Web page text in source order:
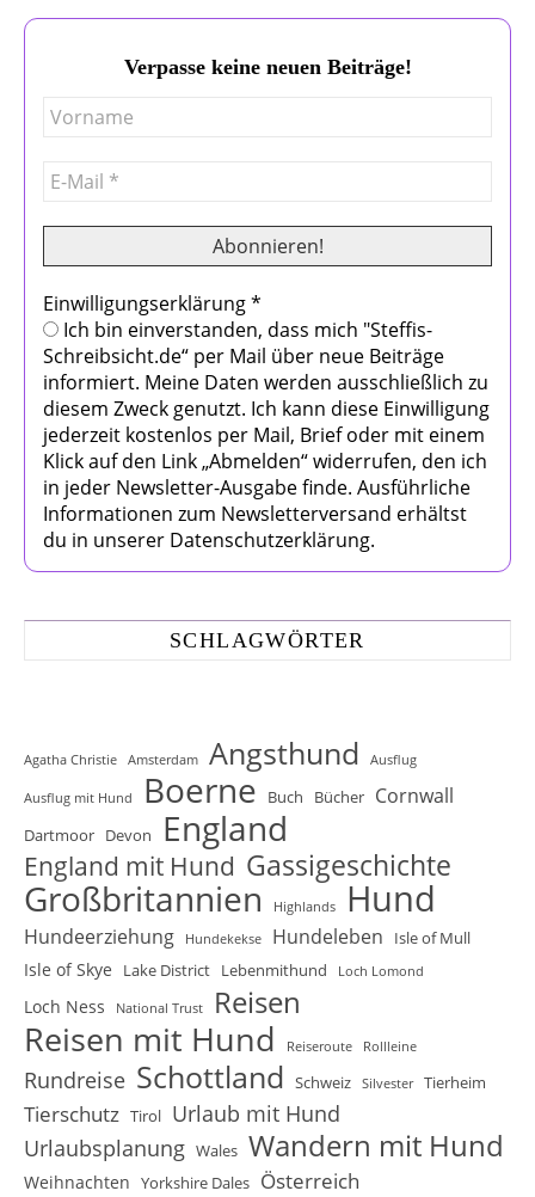
Verpasse keine neuen Beiträge!
Einwilligungserklärung*
Ich bin einverstanden, dass mich "Steffis-
Schreibsicht.de“ per Mail über neue Beiträge
informiert. Meine Daten werden ausschließlich zu
diesem Zweck genutzt. Ich kann diese Einwilligung
jederzeit kostenlos per Mail, Brief oder mit einem
Klick auf den Link „Abmelden“ widerrufen, den ich
in jeder Newsletter-Ausgabe finde. Ausführliche
Informationen zum Newsletterversand erhältst
du in unserer Datenschutzerklärung.
SCHLAGWÖRTER
Agatha Christie Amsterdam Angsthund Ausflug
Ausflug mit Hund Boerne Buch Bücher Cornwall
Dartmoor Devon England
England mit Hund Gassigeschichte
Großbritannien Highlands Hund
Hundeerziehung Hundekekse Hundeleben Isle of Mull
Isle of Skye Lake District Lebenmithund Loch Lomond
Loch Ness National Trust Reisen
Reisen mit Hund Reiseroute Rollleine
Rundreise Schottland Schweiz Silvester Tierheim
Tierschutz Tirol Urlaub mit Hund
Urlaubsplanung Wales Wandern mit Hund
Weihnachten Yorkshire Dales Österreich